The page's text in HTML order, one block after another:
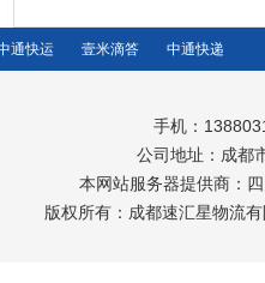
通快运 壹米滴答 中通快递
手机：
公司地址：成都
本网站服务器提供商：
版权所有：成都速汇星物流